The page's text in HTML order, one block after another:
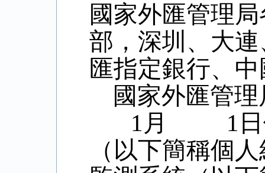
國家外匯管理
部，深圳、大
匯指定銀行、
國家外匯管理
1 月 1 日
（以下簡稱個